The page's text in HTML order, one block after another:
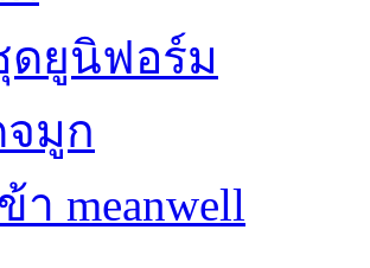
ดยูนิฟอร์ม
มูก
า meanwell